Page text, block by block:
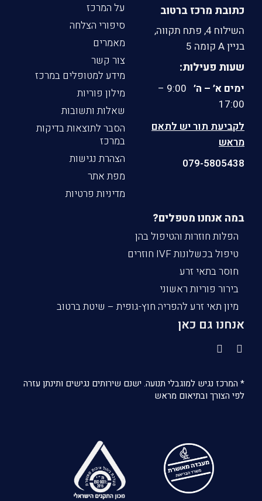
כתובת מרכז ברטוב
השילוח 4, פתח תקווה,
בניין A קומה 5
שעות פעילות:
ימים א’ – ה’
9:00 –
17:00
לקביעת תור יש לתאם
מראש
079-5805438
על המרכז
סיפורי הצלחה
מאמרים
צור קשר
מידע למטופלים במרכז
מילון פוריות
שאלות ותשובות
הסבר לתוצאות בדיקות
במרכז
הצהרת נגישות
מפת אתר
מדיניות פרטיות
במה אנחנו מטפלים?
הפלות חוזרות והטיפול בהן
טיפול בכשלונות IVF חוזרים
חוסר בתאי זרע
בירור פוריות ראשוני
מיון תאי זרע להפריה חוץ-גופית – שיטת ברטוב
אנחנו גם כאן
* המרכז נגיש למוגבלי תנועה. ישנם שירותים נגישים ותינתן עזרה
לפי הצורך ובתיאום מראש